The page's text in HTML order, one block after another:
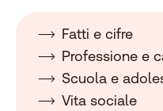
Fatti e cifre
Professione e
Scuola e
Vita sociale